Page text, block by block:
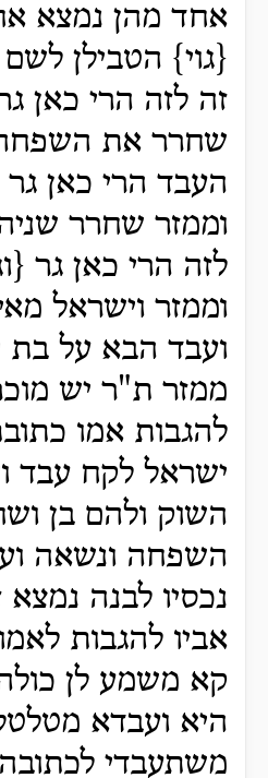
אחד מהן נמצא
{גוי} הטבילן לשם
זה לזה הרי כאן
שחרר את השפחה
העבד הרי כאן גר
וממזר שחרר
לזה הרי כאן גר
וממזר וישראל
ועבד הבא על בת
ממזר ת"ר יש
להגבות אמו
ישראל לקח עבד
השוק ולהם בן
השפחה ונשאה
נכסיו לבנה
אביו להגבות
קא משמע לן
היא ועבדא
משתעבדי לכתובה